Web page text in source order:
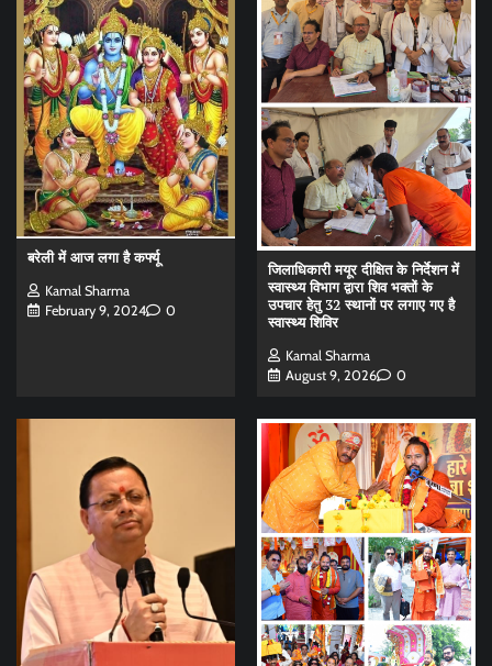
बरेली में आज लगा है कर्फ्यू
Kamal Sharma
February 9, 2024
0
जिलाधिकारी मयूर दीक्षित के निर्देशन में
स्वास्थ्य विभाग द्वारा शिव भक्तों के
उपचार हेतु 32 स्थानों पर लगाए गए है
स्वास्थ्य शिविर
Kamal Sharma
August 9, 2026
0